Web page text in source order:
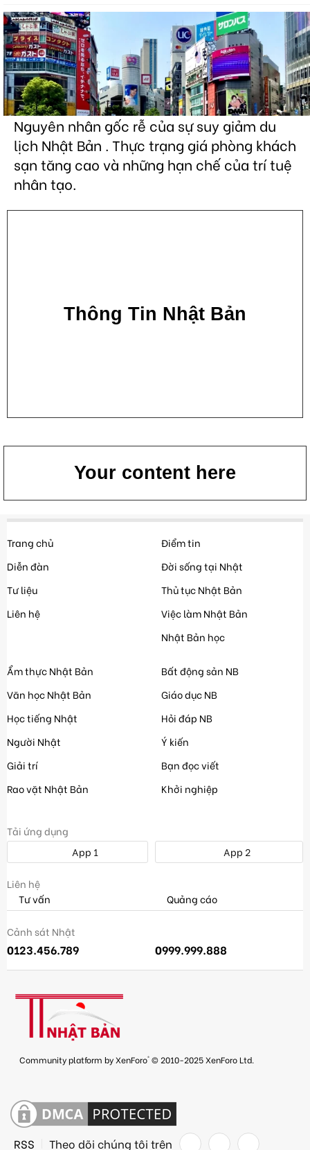
Nguyên nhân gốc rễ của sự suy giảm du
lịch Nhật Bản . Thực trạng giá phòng khách
sạn tăng cao và những hạn chế của trí tuệ
nhân tạo.
Thông Tin Nhật Bản
Your content here
Trang chủ
Diễn đàn
Tư liệu
Liên hệ
Điểm tin
Đời sống tại Nhật
Thủ tục Nhật Bản
Việc làm Nhật Bản
Nhật Bản học
Ẩm thực Nhật Bản
Văn học Nhật Bản
Học tiếng Nhật
Người Nhật
Giải trí
Rao vặt Nhật Bản
Bất động sản NB
Giáo dục NB
Hỏi đáp NB
Ý kiến
Bạn đọc viết
Khởi nghiệp
Tải ứng dụng
App 1
App 2
Liên hệ
Tư vấn
Quảng cáo
Cảnh sát Nhật
0123.456.789 0999.999.888
Community platform by XenForo® © 2010-2025 XenForo Ltd.
RSS Theo dõi chúng tôi trên